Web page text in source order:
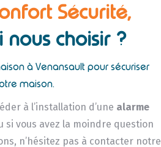
Sécurité,
choisir ?
à Venansault pour sécuriser
maison.
à l’installation d’une alarme
si vous avez la moindre question
n’hésitez pas à contacter notre